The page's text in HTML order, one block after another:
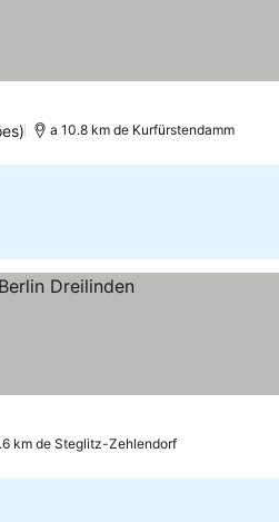
a 10.8 km de Kurfürstendamm
km de Steglitz-Zehlendorf